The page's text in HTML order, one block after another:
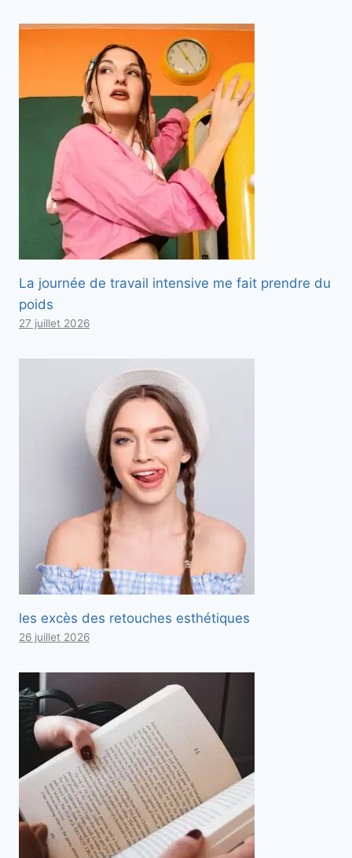
La journée de travail intensive me fait prendre du
poids
27 juillet 2026
les excès des retouches esthétiques
26 juillet 2026